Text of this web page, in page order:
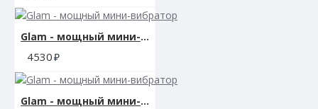
хранения
Регистрационная
гарантийная карта
пользователя
Glam - мощный мини-вибратор
4530
Glam - мощный мини-вибратор